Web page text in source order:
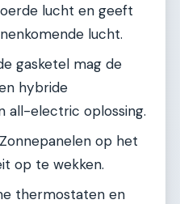
lucht en geeft
lucht.
gasketel mag de
hybride
all-electric oplossing.
Zonnepanelen op het
op te wekken.
thermostaten en